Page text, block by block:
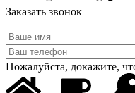
Заказать звонок
Пожалуйста, докажите,